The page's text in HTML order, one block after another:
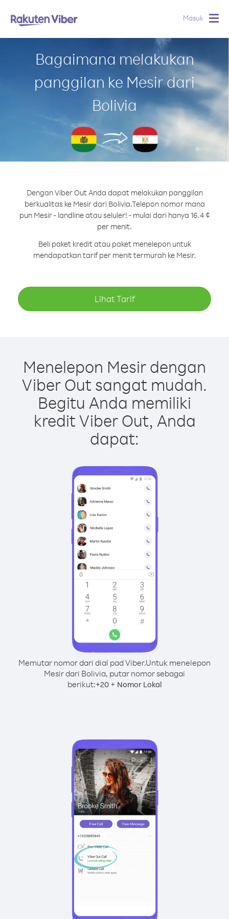
Masuk
Bagaimana melakukan
panggilan ke Mesir dari
Bolivia
Dengan Viber Out Anda dapat melakukan panggilan
berkualitas ke Mesir dari Bolivia.Telepon nomor mana
pun Mesir - landline atau seluler! - mulai dari hanya 16.4 ¢
per menit.
Beli paket kredit atau paket menelepon untuk
mendapatkan tarif per menit termurah ke Mesir.
Lihat Tarif
Menelepon Mesir dengan
Viber Out sangat mudah.
Begitu Anda memiliki
kredit Viber Out, Anda
dapat:
Memutar nomor dari dial pad Viber.Untuk menelepon
Mesir dari Bolivia, putar nomor sebagai
berikut:+20+ Nomor Lokal